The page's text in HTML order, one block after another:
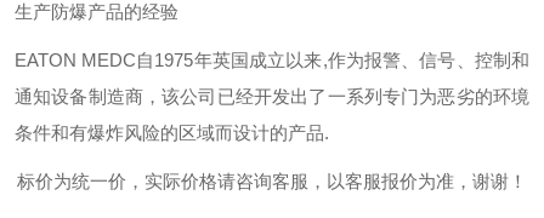
生产防爆产品的经验
EATON MEDC自1975年英国成立以来,作为报警、信号、控制和
通知设备制造商，该公司已经开发出了一系列专门为恶劣的环境
条件和有爆炸风险的区域而设计的产品.
标价为统一价，实际价格请咨询客服，以客服报价为准，谢谢！